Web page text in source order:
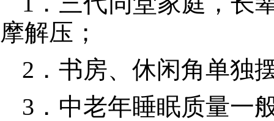
摩解压；
2．书房、休闲角单独
3．中老年睡眠质量一